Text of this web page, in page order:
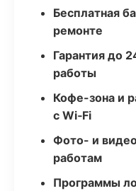
Бесплатная
ремонте
Гарантия до
работы
Кофе-зона и
с Wi‑Fi
Фото- и
работам
Программы